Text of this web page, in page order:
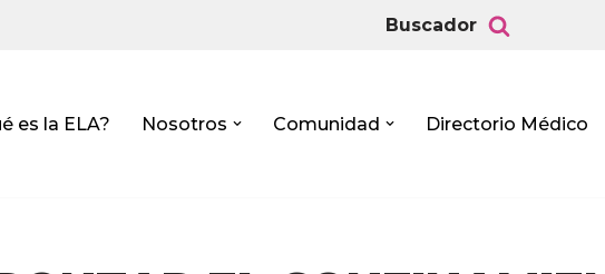
Buscador
es la ELA? Nosotros Comunidad Directorio Médico